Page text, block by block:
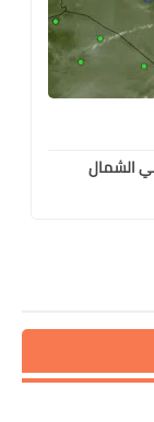
الشمال